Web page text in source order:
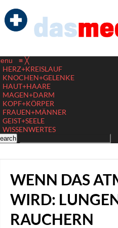
≡ ╳
HERZ+KREISLAUF
KNOCHEN+GELENKE
HAUT+HAARE
MAGEN+DARM
KOPF+KÖRPER
FRAUEN+MÄNNER
GEIST+SEELE
WISSENWERTES
WENN DAS
WIRD:
RAUCHERN